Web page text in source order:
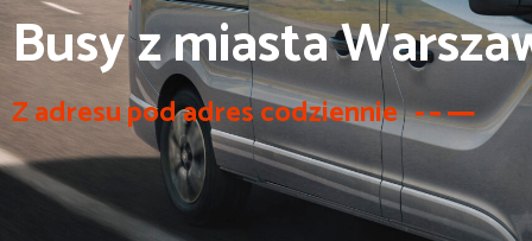
Busy z miasta
Z adresu pod adres codziennie